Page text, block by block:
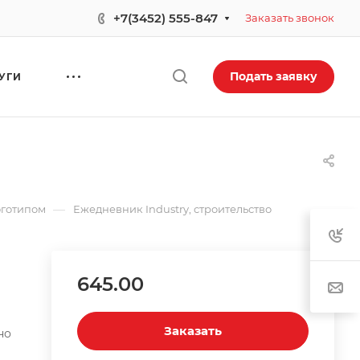
+7(3452) 555-847 Заказать звонок
Подать заявку
— Ежедневник Industry, строительство
645.00
Заказать